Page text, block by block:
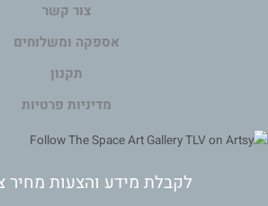
צור קשר
אספקה ומשלוחים
תקנון
מדיניות פרטיות
לקבלת מידע והצעות מחיר